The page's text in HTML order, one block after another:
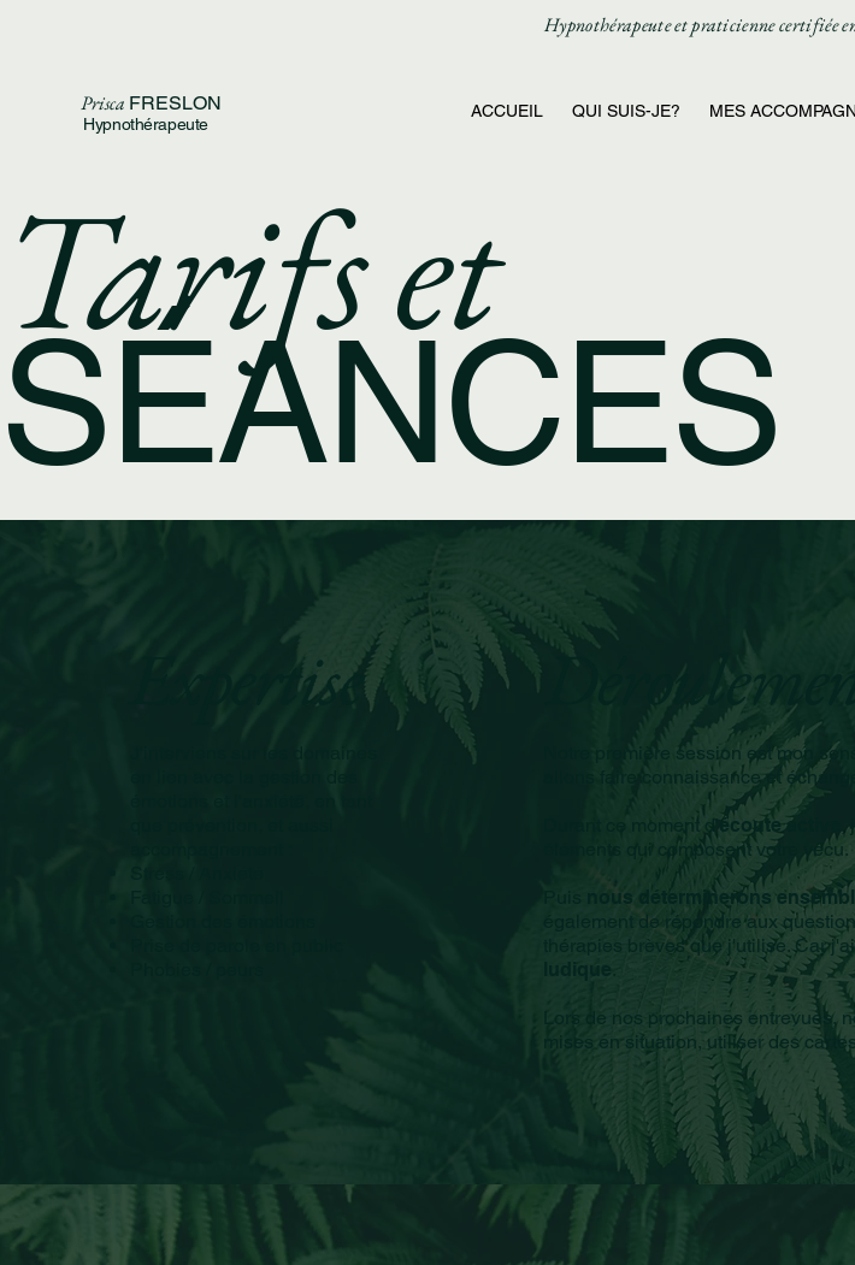
Hypnothérapeute et praticienne certifiée
Prisca FRESLON
Hypnothérapeute
ACCUEIL QUI SUIS-JE? MES
Expertise
Notre première session est mon
allons faire connaissance et
Durant ce moment d'écoute active
éléments qui composent votre vécu.
nous déterminerons
également de répondre aux
thérapies brèves que j'utilise. Car
Lors de nos prochaines entrevues,
mises en situation, utiliser des
Tarifs et
SÉANCES